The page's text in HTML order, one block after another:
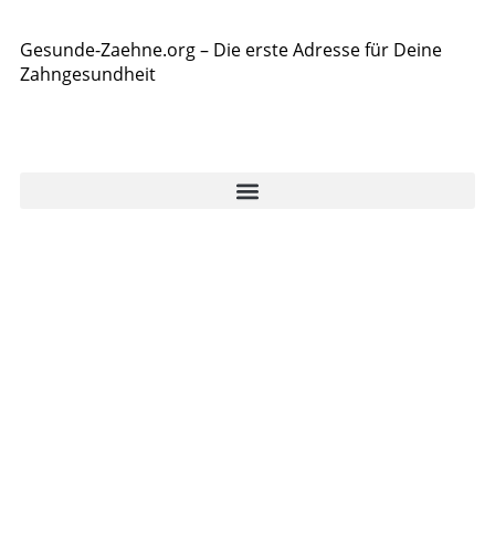
Gesunde-Zaehne.org – Die erste Adresse für Deine
Zahngesundheit